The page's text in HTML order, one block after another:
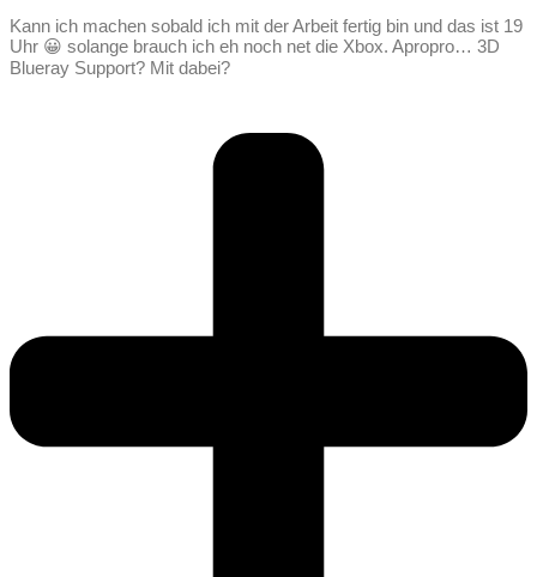
Kann ich machen sobald ich mit der Arbeit fertig bin und das ist 19
Uhr 😀 solange brauch ich eh noch net die Xbox. Apropro… 3D
Blueray Support? Mit dabei?